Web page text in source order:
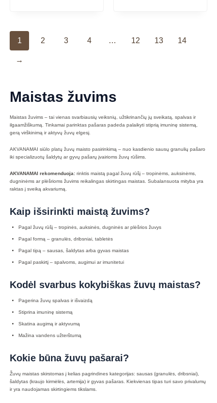
1 2 3 4 … 12 13 14
→
Maistas žuvims
Maistas žuvims – tai vienas svarbiausių veiksnių, užtikrinančių jų sveikatą, spalvas ir
ilgaamžiškumą. Tinkamai parinktas pašaras padeda palaikyti stiprią imuninę sistemą,
gerą virškinimą ir aktyvų žuvų elgesį.
AKVANAMAI siūlo platų žuvų maisto pasirinkimą – nuo kasdienio sausų granulių pašaro
iki specializuotų šaldytų ar gyvų pašarų įvairioms žuvų rūšims.
AKVANAMAI rekomenduoja: rinktis maistą pagal žuvų rūšį – tropinėms, auksinėms,
dugninėms ar plėšrioms žuvims reikalingas skirtingas maistas. Subalansuota mityba yra
raktas į sveiką akvariumą.
Kaip išsirinkti maistą žuvims?
Pagal žuvų rūšį – tropinės, auksinės, dugninės ar plėšrios žuvys
Pagal formą – granulės, dribsniai, tabletės
Pagal tipą – sausas, šaldytas arba gyvas maistas
Pagal paskirtį – spalvoms, augimui ar imunitetui
Kodėl svarbus kokybiškas žuvų maistas?
Pagerina žuvų spalvas ir išvaizdą
Stiprina imuninę sistemą
Skatina augimą ir aktyvumą
Mažina vandens užterštumą
Kokie būna žuvų pašarai?
Žuvų maistas skirstomas į kelias pagrindines kategorijas: sausas (granulės, dribsniai),
šaldytas (kraujo kirmėlės, artemija) ir gyvas pašaras. Kiekvienas tipas turi savo privalumų
ir yra naudojamas skirtingiems tikslams.